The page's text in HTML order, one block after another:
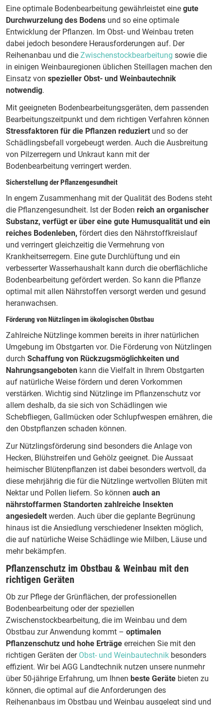
Eine optimale Bodenbearbeitung gewährleistet eine gute
Durchwurzelung des Bodens und so eine optimale
Entwicklung der Pflanzen. Im Obst- und Weinbau treten
dabei jedoch besondere Herausforderungen auf. Der
Reihenanbau und die Zwischenstockbearbeitung sowie die
in einigen Weinbauregionen üblichen Steillagen machen den
Einsatz von spezieller Obst- und Weinbautechnik
notwendig.
Mit geeigneten Bodenbearbeitungsgeräten, dem passenden
Bearbeitungszeitpunkt und dem richtigen Verfahren können
Stressfaktoren für die Pflanzen reduziert und so der
Schädlingsbefall vorgebeugt werden. Auch die Ausbreitung
von Pilzerregern und Unkraut kann mit der
Bodenbearbeitung verringert werden.
Sicherstellung der Pflanzengesundheit
In engem Zusammenhang mit der Qualität des Bodens steht
die Pflanzengesundheit. Ist der Boden reich an organischer
Substanz, verfügt er über eine gute Humusqualität und ein
reiches Bodenleben, fördert dies den Nährstoffkreislauf
und verringert gleichzeitig die Vermehrung von
Krankheitserregern. Eine gute Durchlüftung und ein
verbesserter Wasserhaushalt kann durch die oberflächliche
Bodenbearbeitung gefördert werden. So kann die Pflanze
optimal mit allen Nährstoffen versorgt werden und gesund
heranwachsen.
Förderung von Nützlingen im ökologischen Obstbau
Zahlreiche Nützlinge kommen bereits in ihrer natürlichen
Umgebung im Obstgarten vor. Die Förderung von Nützlingen
durch Schaffung von Rückzugsmöglichkeiten und
Nahrungsangeboten kann die Vielfalt in Ihrem Obstgarten
auf natürliche Weise fördern und deren Vorkommen
verstärken. Wichtig sind Nützlinge im Pflanzenschutz vor
allem deshalb, da sie sich von Schädlingen wie
Schebfliegen, Gallmücken oder Schlupfwespen ernähren, die
den Obstpflanzen schaden können.
Zur Nützlingsförderung sind besonders die Anlage von
Hecken, Blühstreifen und Gehölz geeignet. Die Aussaat
heimischer Blütenpflanzen ist dabei besonders wertvoll, da
diese mehrjährig die für die Nützlinge wertvollen Blüten mit
Nektar und Pollen liefern. So können auch an
nährstoffarmen Standorten zahlreiche Insekten
angesiedelt werden. Auch über die geplante Begrünung
hinaus ist die Ansiedlung verschiedener Insekten möglich,
die auf natürliche Weise Schädlinge wie Milben, Läuse und
mehr bekämpfen.
Pflanzenschutz im Obstbau & Weinbau mit den
richtigen Geräten
Ob zur Pflege der Grünflächen, der professionellen
Bodenbearbeitung oder der speziellen
Zwischenstockbearbeitung, die im Weinbau und dem
Obstbau zur Anwendung kommt – optimalen
Pflanzenschutz und hohe Erträge erreichen Sie mit den
richtigen Geräten der Obst- und Weinbautechnik besonders
effizient. Wir bei AGG Landtechnik nutzen unsere nunmehr
über 50-jährige Erfahrung, um Ihnen beste Geräte bieten zu
können, die optimal auf die Anforderungen des
Reihenanbaus im Obstbau und Weinbau ausgelegt sind und